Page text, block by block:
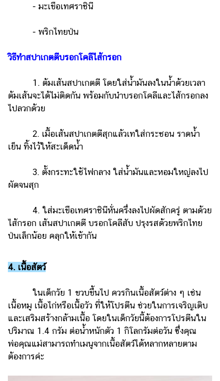
- มะเขือเทศราชินี
- พริกไทยป่น
วิธีทำสปาเกตตีบรอกโคลีไส้กรอก
1. ต้มเส้นสปาเกตตี โดยใส่น้ำมันลงในน้ำด้วยเวลา
ต้มเส้นจะได้ไม่ติดกัน พร้อมกับนำบรอกโคลีและไส้กรอกลง
ไปลวกด้วย
2. เมื้อเส้นสปาเกตตีสุกแล้วเทใส่กระชอน ราดน้ำ
เย็น ทิ้งไว้ให้สะเด็ดน้ำ
3. ตั้งกระทะใช้ไฟกลาง ใส่น้ำมันและหอมใหญ่ลงไป
ผัดจนสุก
4. ใส่มะเขือเทศราชินีหั่นครึ่งลงไปผัดสักครู่ ตามด้วย
ไส้กรอก เส้นสปาเกตตี บรอกโคลีสับ ปรุงรสด้วยพริกไทย
ป่นเล็กน้อย คลุกให้เข้ากัน
4. เนื้อสัตว์
ในเด็กวัย 1 ขวบขึ้นไป ควรกินเนื้อสัตว์ต่าง ๆ เช่น
เนื้อหมู เนื้อไก่หรือเนื้อวัว ที่ให้โปรตีน ช่วยในการเจริญเติบ
และเสริมสร้างกล้ามเนื้อ โดยในเด็กวัยนี้ต้องการโปรตีนใน
ปริมาณ 1.4 กรัม ต่อน้ำหนักตัว 1 กิโลกรัมต่อวัน ซึ่งคุณ
พ่อคุณแม่สามารถทำเมนูจากเนื้อสัตว์ได้หลากหลายตาม
ต้องการค่ะ